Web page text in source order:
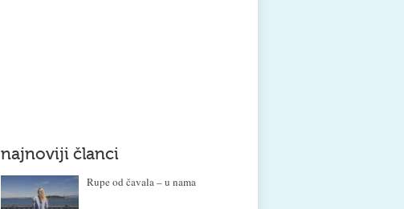
najnoviji članci
Rupe od čavala – u nama